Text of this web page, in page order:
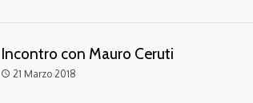
Incontro con Mauro Ceruti
access_time 21 Marzo 2018